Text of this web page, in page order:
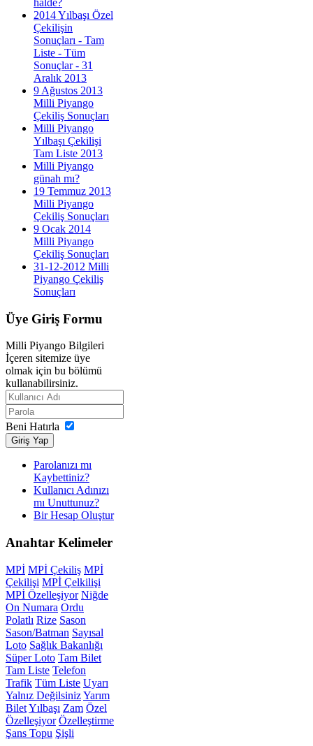
2014 Yılbaşı Özel
Çekilişin
Sonuçları - Tam
Liste - Tüm
Sonuçlar - 31
Aralık 2013
9 Ağustos 2013
Milli Piyango
Çekiliş Sonuçları
Milli Piyango
Yılbaşı Çekilişi
Tam Liste 2013
Milli Piyango
günah mı?
19 Temmuz 2013
Milli Piyango
Çekiliş Sonuçları
9 Ocak 2014
Milli Piyango
Çekiliş Sonuçları
31-12-2012 Milli
Piyango Çekiliş
Sonuçları
Üye Giriş Formu
Milli Piyango Bilgileri
İçeren sitemize üye
olmak için bu bölümü
kullanabilirsiniz.
Beni Hatırla
Giriş Yap
Parolanızı mı
Kaybettiniz?
Kullanıcı Adınızı
mı Unuttunuz?
Bir Hesap Oluştur
Anahtar Kelimeler
MPİ MPİ Çekiliş MPİ
Çekilişi MPİ Çelkilişi
MPİ Özelleşiyor Niğde
On Numara Ordu
Polatlı Rize Sason
Sason/Batman Sayısal
Loto Sağlık Bakanlığı
Süper Loto Tam Bilet
Tam Liste Telefon
Trafik Tüm Liste Uyarı
Yalnız DeğilsinizYarım
BiletYılbaşı Zam Özel
Özelleşiyor Özelleştirme
Şans Topu Şişli